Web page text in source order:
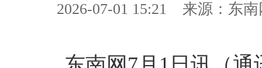
2026-07-01 15:21 来源：东南